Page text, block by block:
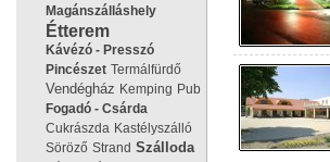
Magánszálláshely
Étterem
Kávézó - Presszó
Pincészet Termálfürdő
Vendégház Kemping Pub
Fogadó - Csárda
Cukrászda Kastélyszálló
Söröző Strand Szálloda